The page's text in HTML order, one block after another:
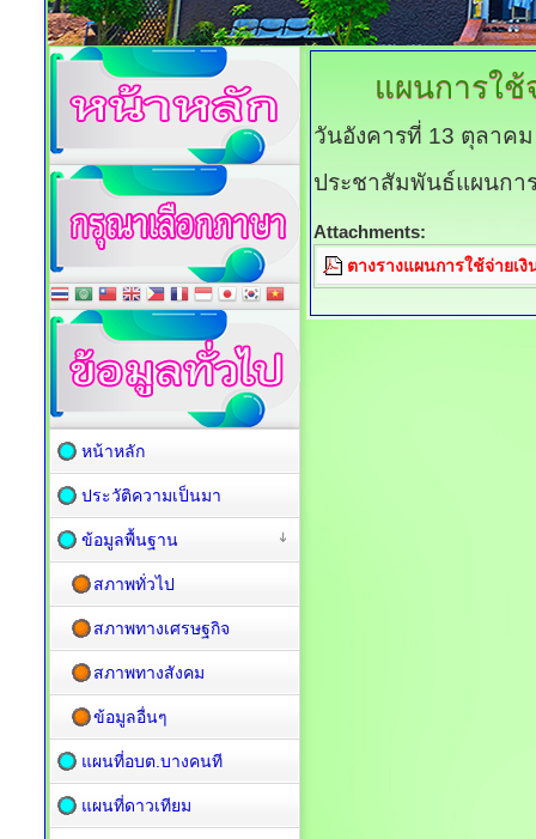
แผนการใช้
วันอังคารที่ 13 ตุลาค
ประชาสัมพันธ์แผนกา
Attachments:
ตางรางแผนการใช้จ่ายเ
หน้าหลัก
ประวัติความเป็นมา
ข้อมูลพื้นฐาน
สภาพทั่วไป
สภาพทางเศรษฐกิจ
สภาพทางสังคม
ข้อมูลอื่นๆ
แผนที่อบต.บางคนที
แผนที่ดาวเทียม